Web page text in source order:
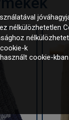
nélkülözhetetlen
k
cookie-